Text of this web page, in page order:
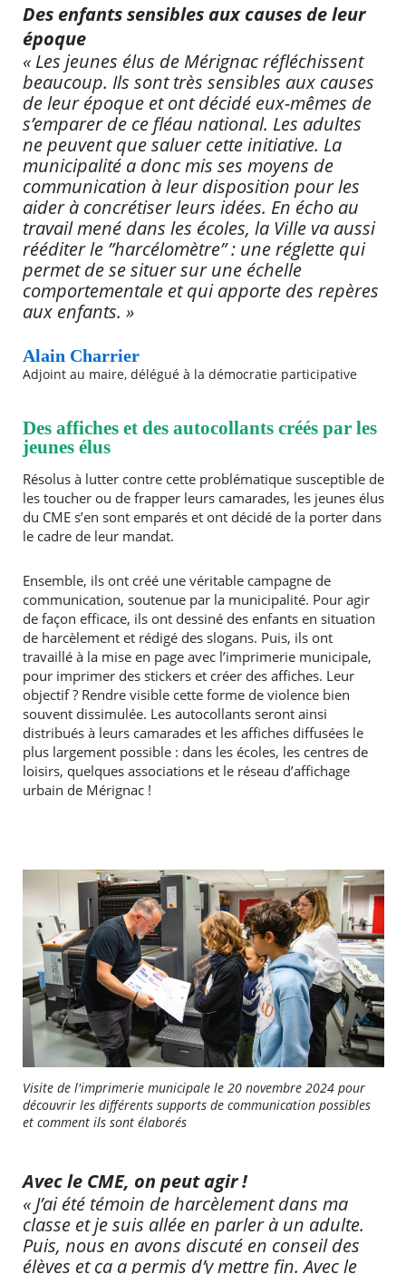
Des enfants sensibles aux causes de leur
époque
« Les jeunes élus de Mérignac réfléchissent
beaucoup. Ils sont très sensibles aux causes
de leur époque et ont décidé eux-mêmes de
s’emparer de ce fléau national. Les adultes
ne peuvent que saluer cette initiative. La
municipalité a donc mis ses moyens de
communication à leur disposition pour les
aider à concrétiser leurs idées. En écho au
travail mené dans les écoles, la Ville va aussi
rééditer le ”harcélomètre” : une réglette qui
permet de se situer sur une échelle
comportementale et qui apporte des repères
aux enfants. »
Alain Charrier
Adjoint au maire, délégué à la démocratie participative
Des affiches et des autocollants créés par les
jeunes élus
Résolus à lutter contre cette problématique susceptible de
les toucher ou de frapper leurs camarades, les jeunes élus
du CME s’en sont emparés et ont décidé de la porter dans
le cadre de leur mandat.
Ensemble, ils ont créé une véritable campagne de
communication, soutenue par la municipalité. Pour agir
de façon efficace, ils ont dessiné des enfants en situation
de harcèlement et rédigé des slogans. Puis, ils ont
travaillé à la mise en page avec l’imprimerie municipale,
pour imprimer des stickers et créer des affiches. Leur
objectif ? Rendre visible cette forme de violence bien
souvent dissimulée. Les autocollants seront ainsi
distribués à leurs camarades et les affiches diffusées le
plus largement possible : dans les écoles, les centres de
loisirs, quelques associations et le réseau d’affichage
urbain de Mérignac !
Visite de l'imprimerie municipale le 20 novembre 2024 pour
découvrir les différents supports de communication possibles
et comment ils sont élaborés
Avec le CME, on peut agir !
« J’ai été témoin de harcèlement dans ma
classe et je suis allée en parler à un adulte.
Puis, nous en avons discuté en conseil des
élèves et ça a permis d’y mettre fin. Avec le